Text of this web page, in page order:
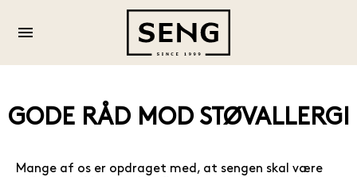
GODE RÅD MOD STØVALLERGI
Mange af os er opdraget med, at sengen skal være